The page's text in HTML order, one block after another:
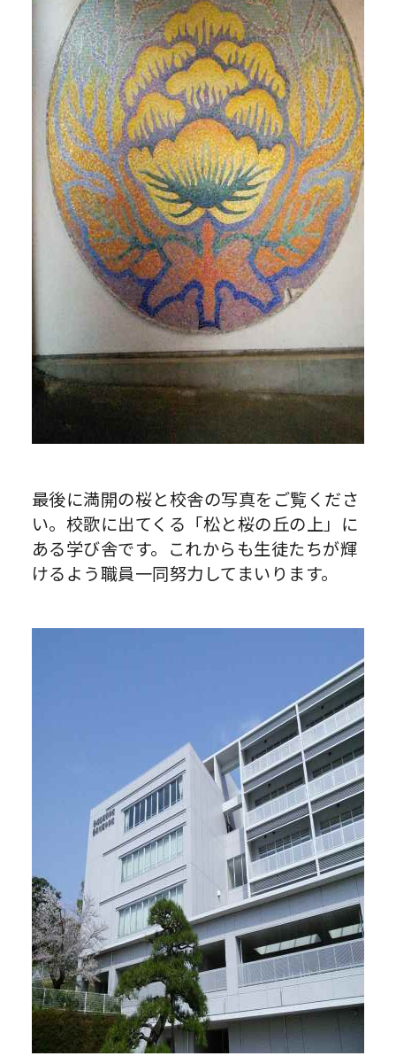
最後に満開の桜と校舎の写真をご覧くださ
い。校歌に出てくる「松と桜の丘の上」に
ある学び舎です。これからも生徒たちが輝
けるよう職員一同努力してまいります。